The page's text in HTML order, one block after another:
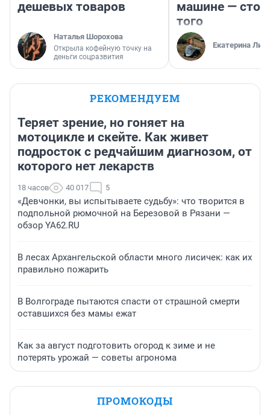
дешевых товаров
Наталья Шорохова
Открыла кофейную точку на
деньги соцразвития
машине —
того
Екатерина
РЕКОМЕНДУЕМ
Теряет зрение, но гоняет на
мотоцикле и скейте. Как живет
подросток с редчайшим диагнозом, от
которого нет лекарств
18 часов 40 017 5
«Девчонки, вы испытываете судьбу»: что творится в
подпольной рюмочной на Березовой в Рязани —
обзор YA62.RU
В лесах Архангельской области много лисичек: как их
правильно пожарить
В Волгограде пытаются спасти от страшной смерти
оставшихся без мамы ежат
Как за август подготовить огород к зиме и не
потерять урожай — советы агронома
ПРОМОКОДЫ